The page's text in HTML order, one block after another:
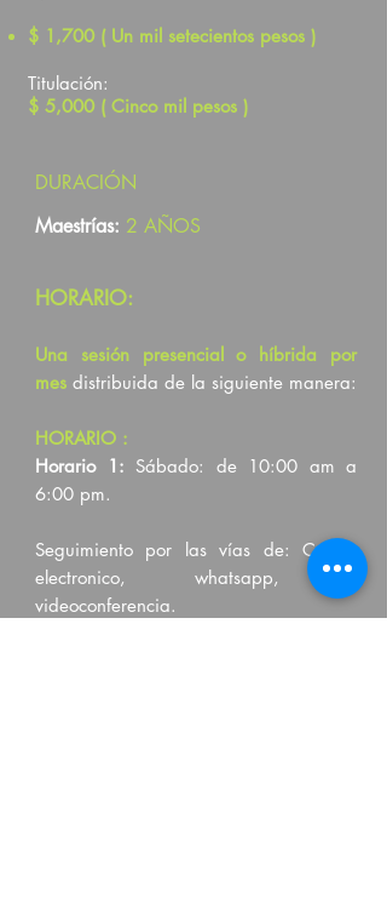
$ 1,700 ( Un mil setecientos pesos )
Titulación:
$ 5,000 ( Cinco mil pesos )
DURACIÓN
Maestrías: 2 AÑOS
HORARIO:
Una sesión presencial o híbrida por
mes distribuida de la siguiente manera:
HORARIO :
Horario 1: Sábado: de 10:00 am a
6:00 pm.
Seguimiento por las vías de: Correo
electronico, whatsapp, o
videoconferencia.